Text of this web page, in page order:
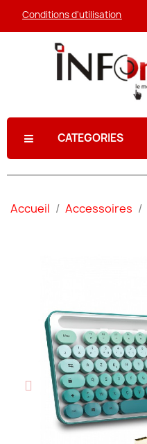
Conditions d'utilisation
CATEGORIES
Accueil Accessoires